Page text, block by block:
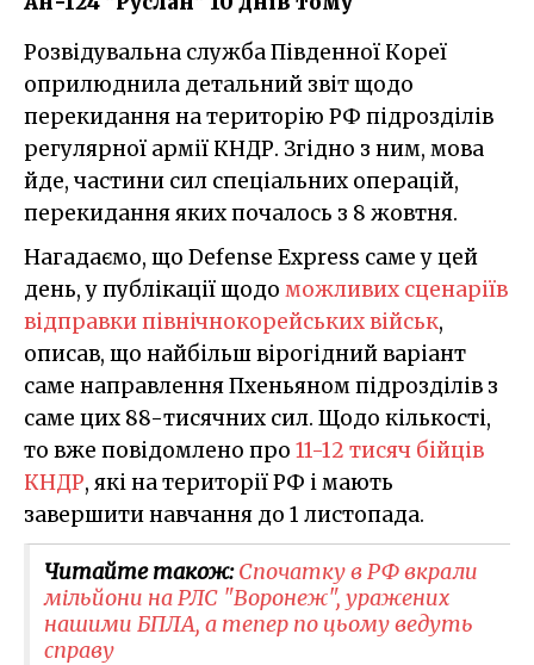
Розвідувальна служба Південної Кореї
оприлюднила детальний звіт щодо
перекидання на територію РФ підрозділів
регулярної армії КНДР. Згідно з ним, мова
йде, частини сил спеціальних операцій,
перекидання яких почалось з 8 жовтня.
Нагадаємо, що Defense Express саме у цей
день, у публікації щодо можливих сценаріїв
відправки північнокорейських військ,
описав, що найбільш вірогідний варіант
саме направлення Пхеньяном підрозділів з
саме цих 88-тисячних сил. Щодо кількості,
то вже повідомлено про 11-12 тисяч бійців
КНДР, які на території РФ і мають
завершити навчання до 1 листопада.
Читайте також:Спочатку в РФ вкрали
мільйони на РЛС "Воронеж", уражених
нашими БПЛА, а тепер по цьому ведуть
справу